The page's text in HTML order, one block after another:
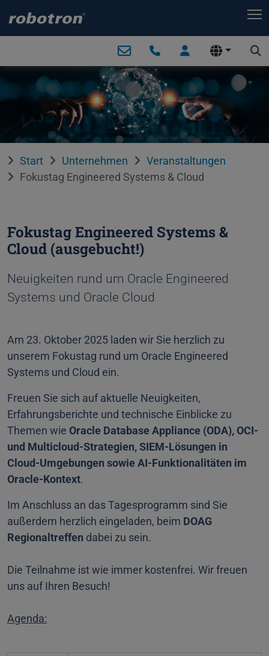
Start Unternehmen
Veranstaltungen
Fokustag Engineered Systems & Cloud
Fokustag Engineered Systems &
Cloud (ausgebucht!)
Neuigkeiten rund um Oracle Engineered
Systems und Oracle Cloud
Am 23. Oktober 2025 laden wir Sie herzlich zu
unserem Fokustag rund um Oracle Engineered
Systems und Cloud ein.
Freuen Sie sich auf aktuelle Neuigkeiten,
Erfahrungsberichte und technische Einblicke zu
Themen wie Oracle Database Appliance (ODA), OCI-
und Multicloud-Strategien, SIEM-Lösungen in
Cloud-Umgebungen sowie AI-Funktionalitäten im
Oracle-Kontext.
Im Anschluss an das Tagesprogramm sind Sie
außerdem herzlich eingeladen, beim DOAG
Regionaltreffen dabei zu sein.
Die Teilnahme ist wie immer kostenfrei. Wir freuen
uns auf Ihren Besuch!
Agenda: